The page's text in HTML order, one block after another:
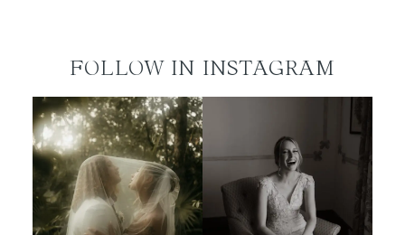
FOLLOW IN INSTAGRAM